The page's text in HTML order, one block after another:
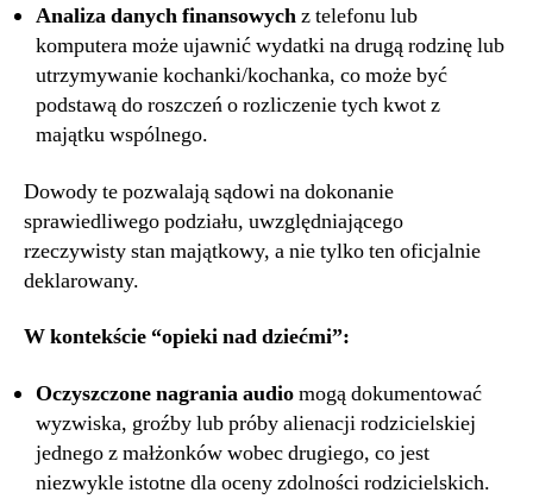
Analiza danych finansowychz telefonu lub
komputera może ujawnić wydatki na drugą rodzinę lub
utrzymywanie kochanki/kochanka, co może być
podstawą do roszczeń o rozliczenie tych kwot z
majątku wspólnego.
Dowody te pozwalają sądowi na dokonanie
sprawiedliwego podziału, uwzględniającego
rzeczywisty stan majątkowy, a nie tylko ten oficjalnie
deklarowany.
W kontekście “opieki nad dziećmi”:
Oczyszczone nagrania audiomogą dokumentować
wyzwiska, groźby lub próby alienacji rodzicielskiej
jednego z małżonków wobec drugiego, co jest
niezwykle istotne dla oceny zdolności rodzicielskich.